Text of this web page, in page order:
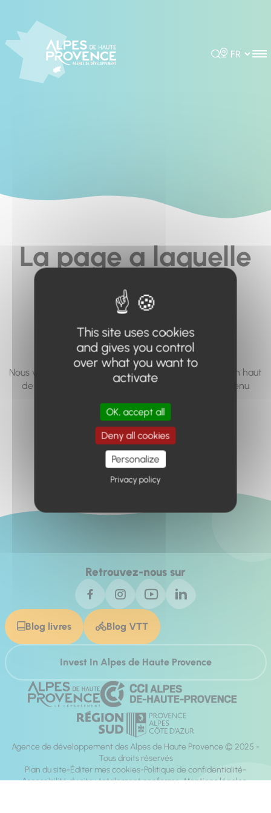
Rechercher
Choisir la
La page a laquelle
vous cherchez à
accéder n'existe
pas... ou plus.
Nous vous invitons à utiliser le moteur de recherche en haut
de page, ou à utiliser le menu pour trouver le contenu
Retour à l'accueil
Retrouvez-nous sur
Blog livres Blog VTT
Invest In Alpes de Haute Provence
Agence de développement des Alpes de Haute Provence © 2025 -
Tous droits réservés
Plan du site Éditer mes cookies Politique de confidentialité
Accessibilité du site : totalement conforme Mentions légales
This site uses cookies
and gives you control
over what you want to
activate
OK, accept all
Deny all cookies
Personalize
Privacy policy